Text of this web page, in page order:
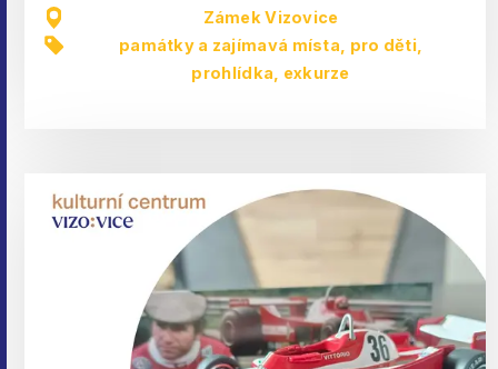
Zámek Vizovice
památky a zajímavá místa
pro děti,
prohlídka, exkurze